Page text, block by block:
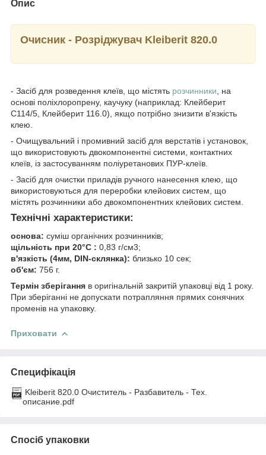
Опис
Очисник - Розріджувач Kleiberit 820.0
- Засіб для розведення клеїв, що містять розчинники, на
основі поліхлоропрену, каучуку (наприклад: Клейберит
С114/5, Клейберит 116.0), якщо потрібно знизити в'язкість
клею.
- Очищувальний і промивний засіб для верстатів і установок,
що використовують двокомпонентні системи, контактних
клеїв, із застосуванням поліуретанових ПУР-клеїв.
- Засіб для очистки приладів ручного нанесення клею, що
використовуються для переробки клейових систем, що
містять розчинники або двокомпонентних клейових систем.
Технічні характеристики:
основа: суміш органічних розчинників;
щільність при 20°С : 0,83 г/см3;
в'язкість (4мм, DIN-склянка): близько 10 сек;
об'єм: 756 г.
Термін зберігання в оригінальній закритій упаковці від 1 року.
При зберіганні не допускати потрапляння прямих сонячних
променів на упаковку.
Приховати
Специфікація
Kleiberit 820.0 Очиститель - Разбавитель - Тех.
описание.pdf
Спосіб упаковки